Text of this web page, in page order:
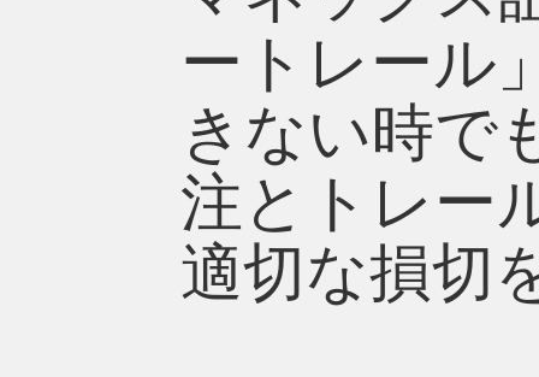
ートレール
きない時で
注とトレー
適切な損切